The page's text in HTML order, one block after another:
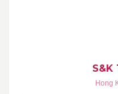
S&K
Hong